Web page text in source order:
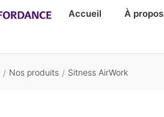
Accueil À propos
/ Nos produits / Sitness AirWork